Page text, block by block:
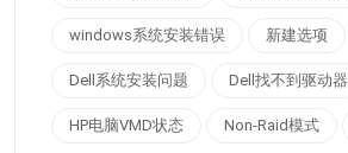
windows系统安装错误 新建选项
Dell系统安装问题 Dell找不到驱动器
HP电脑VMD状态 Non-Raid模式